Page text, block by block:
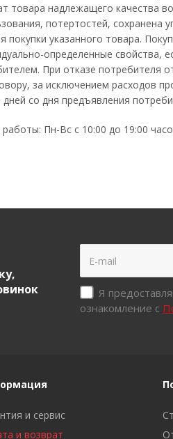
товара надлежащего качества
потертостей, сохранена
покупки указанного товара.
определенные свойства,
При отказе потребителя
за исключением расходов
дней со дня предъявления
Пн-Вс с 10:00 до 19:00
Я
ознакомление с
и сервис
и возврат